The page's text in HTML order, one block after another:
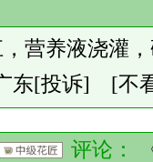
营养液浇灌
东[投诉] [不
评论：